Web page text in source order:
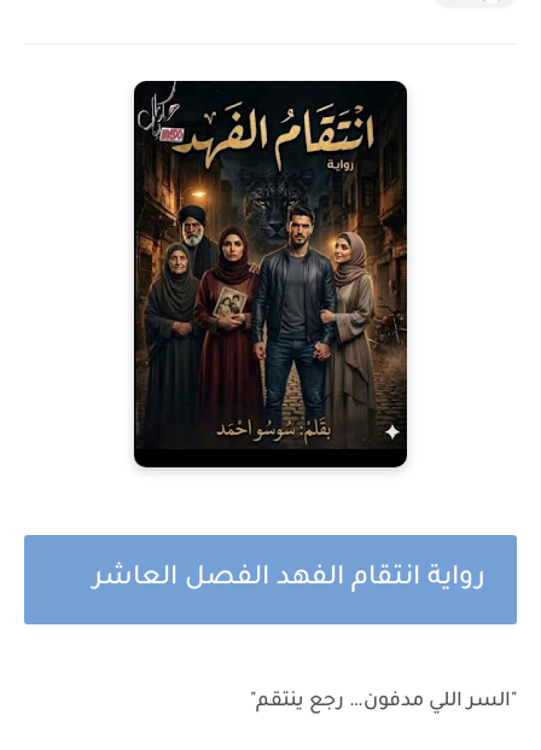
رواية انتقام الفهد الفصل العاشر
"السر اللي مدفون… رجع ينتقم"